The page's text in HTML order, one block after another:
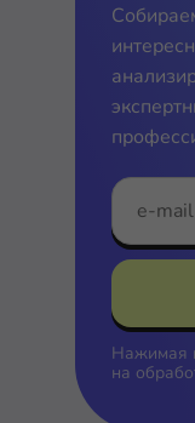
Нажимая
на